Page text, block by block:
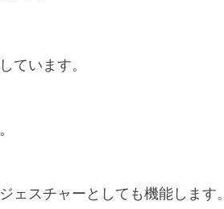
ています。
ェスチャーとしても機能します。